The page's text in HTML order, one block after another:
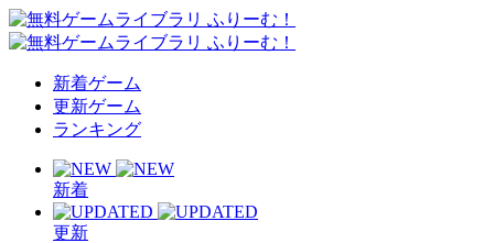
新着ゲーム
更新ゲーム
ランキング
新着
更新